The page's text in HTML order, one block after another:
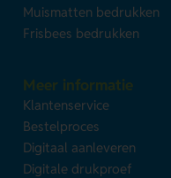
Muismatten bedrukken
Frisbees bedrukken
Meer informatie
Klantenservice
Bestelproces
Digitaal aanleveren
Digitale drukproef